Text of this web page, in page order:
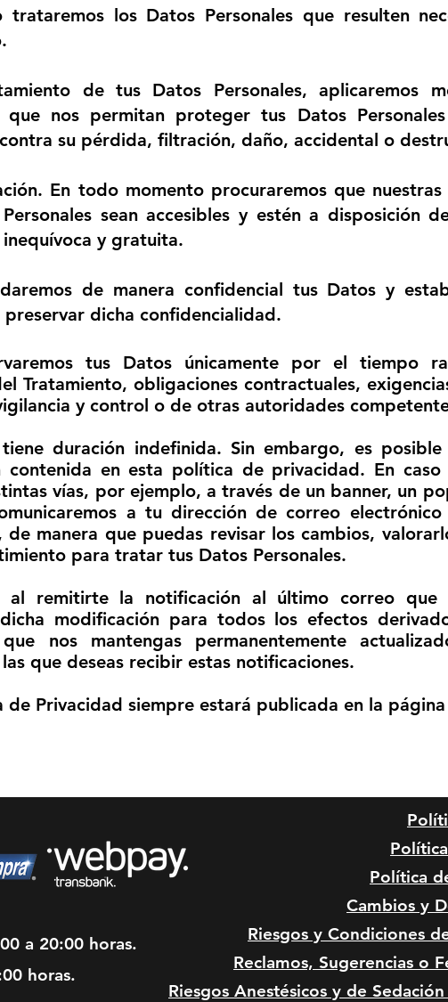
trataremos los Datos Personales que resulten
de tus Datos Personales, aplicaremos
que nos permitan proteger tus Datos
su pérdida, filtración, daño, accidental o
. En todo momento procuraremos que
sean accesibles y estén a disposición
y gratuita.
de manera confidencial tus Datos y
dicha confidencialidad.
tus Datos únicamente por el tiempo
Tratamiento, obligaciones contractuales,
y control o de otras autoridades
duración indefinida. Sin embargo, es
contenida en esta política de privacidad. En
vías, por ejemplo, a través de un banner, un
a tu dirección de correo electrónico
manera que puedas revisar los cambios,
para tratar tus Datos Personales.
al remitirte la notificación al último correo que
modificación para todos los efectos
nos mantengas permanentemente
que deseas recibir estas notificaciones.
de Privacidad siempre estará publicada en la
a 20:00 horas.
horas.
Política
Cambios y
Riesgos y Condiciones
Reclamos, Sugerencias o
Riesgos Anestésicos y de